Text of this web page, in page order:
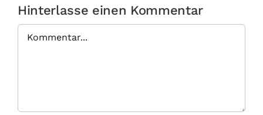
Hinterlasse einen Kommentar